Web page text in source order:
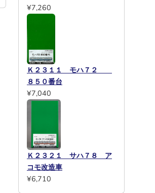
¥7,260
Ｋ２３１１ モハ７２
８５０番台
¥7,040
Ｋ２３２１ サハ７８ ア
コモ改造車
¥6,710